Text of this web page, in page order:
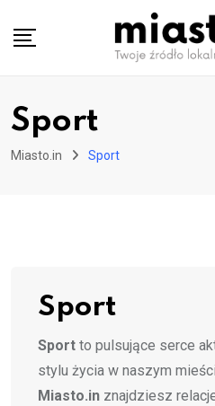
Sport
Miasto.in Sport
Sport
Sport to pulsujące serce
stylu życia w naszym
Miasto.in znajdziesz